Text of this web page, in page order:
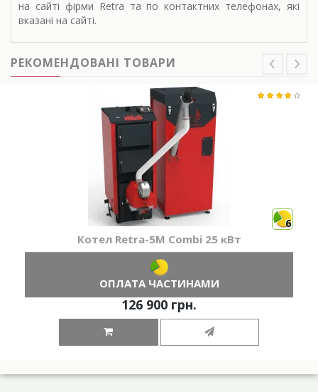
на сайті фірми Retra та по контактних телефонах, які
вказані на сайті.
РЕКОМЕНДОВАНІ ТОВАРИ
6
Котел Retra-5М Combi 25 кВт
ОПЛАТА ЧАСТИНАМИ
126 900 грн.